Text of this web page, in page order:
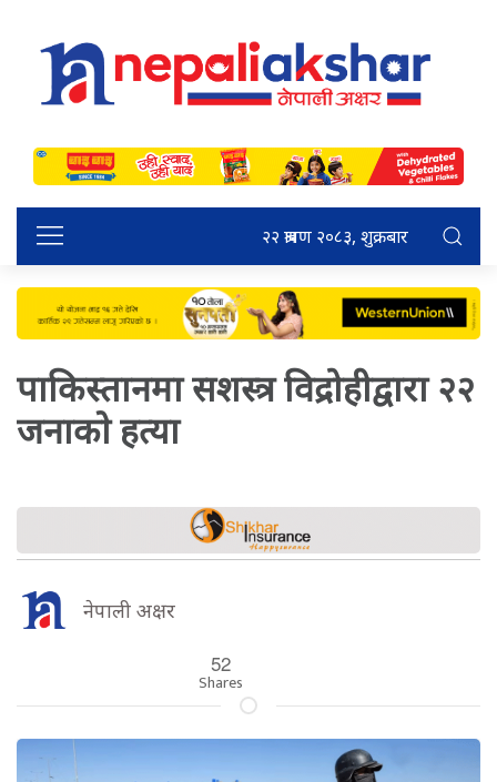
२२ श्रावण २०८३, शुक्रबार
पाकिस्तानमा सशस्त्र विद्रोहीद्वारा २२
जनाकाे हत्या
नेपाली अक्षर
52
Shares